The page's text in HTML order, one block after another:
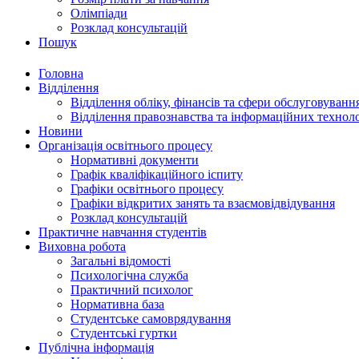
Олімпіади
Розклад консультацій
Пошук
Головна
Відділення
Відділення обліку, фінансів та сфери
Відділення правознавства та інформаційних
Новини
Організація освітнього процесу
Нормативні документи
Графік кваліфікаційного іспиту
Графіки освітнього процесу
Графіки відкритих занять та взаємовідвідування
Розклад консультацій
Практичне навчання студентів
Виховна робота
Загальні відомості
Психологічна служба
Практичний психолог
Нормативна база
Студентське самоврядування
Студентські гуртки
Публічна інформація